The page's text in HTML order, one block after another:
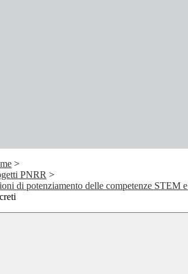
>
PNRR >
di potenziamento delle competenze STEM